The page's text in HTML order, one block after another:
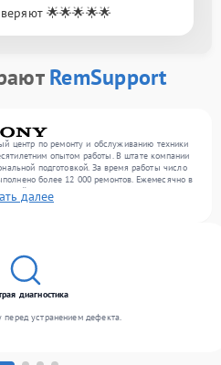
🌟🌟🌟🌟🌟
RemSupport
центр по ремонту и обслуживанию техники
опытом работы. В штате компании
подготовкой. За время работы число
более 12 000 ремонтов. Ежемесячно в
включая , , оргтехнику. Мы работаем
высокое качество обслуживания
далее
диагностика
устранением дефекта.